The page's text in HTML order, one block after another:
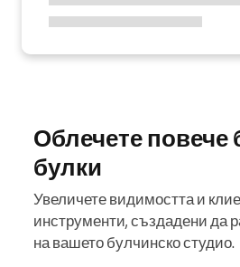
Облечете
булки
Увеличете видимостта и
инструменти, създадени да
на вашето булчинско студио.